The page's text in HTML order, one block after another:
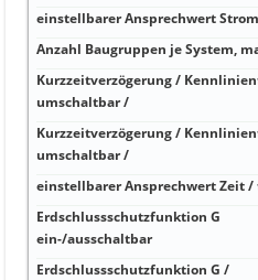
einstellbarer Ansprechwert
Anzahl Baugruppen je System,
Kurzzeitverzögerung /
umschaltbar /
Kurzzeitverzögerung /
umschaltbar /
einstellbarer Ansprechwert Zeit /
Erdschlussschutzfunktion G
ein-/ausschaltbar
Erdschlussschutzfunktion G /